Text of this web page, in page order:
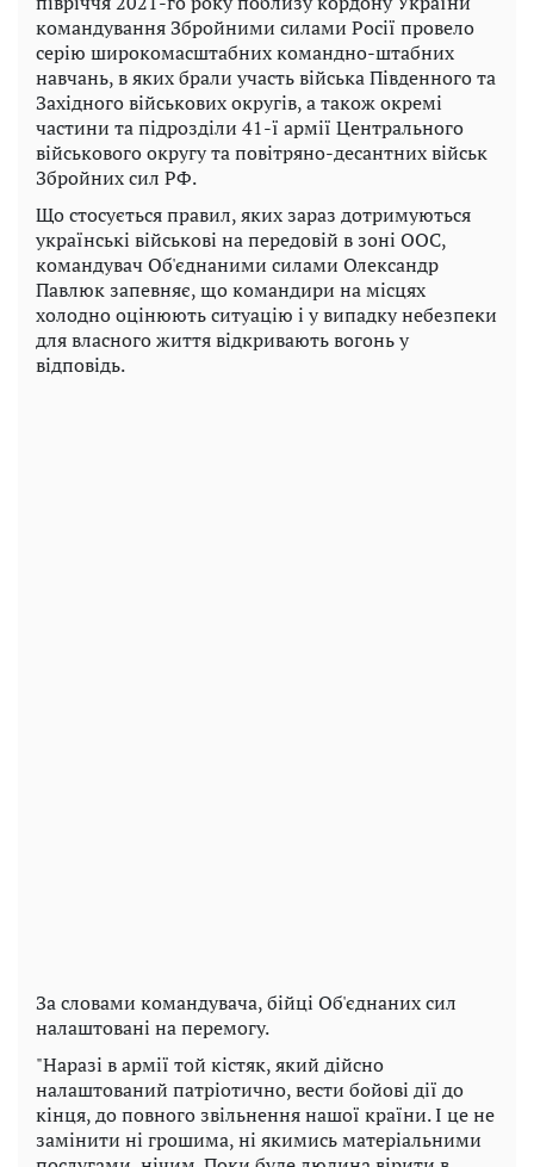
командування Збройними силами Росії провело
серію широкомасштабних командно-штабних
навчань, в яких брали участь війська Південного та
Західного військових округів, а також окремі
частини та підрозділи 41-ї армії Центрального
військового округу та повітряно-десантних військ
Збройних сил РФ.
Що стосується правил, яких зараз дотримуються
українські військові на передовій в зоні ООС,
командувач Об'єднаними силами Олександр
Павлюк запевняє, що командири на місцях
холодно оцінюють ситуацію і у випадку небезпеки
для власного життя відкривають вогонь у
відповідь.
За словами командувача, бійці Об'єднаних сил
налаштовані на перемогу.
"Наразі в армії той кістяк, який дійсно
налаштований патріотично, вести бойові дії до
кінця, до повного звільнення нашої країни. І це не
замінити ні грошима, ні якимись матеріальними